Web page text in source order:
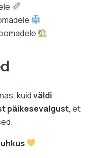
kuidväldi
päikesevalgust, et